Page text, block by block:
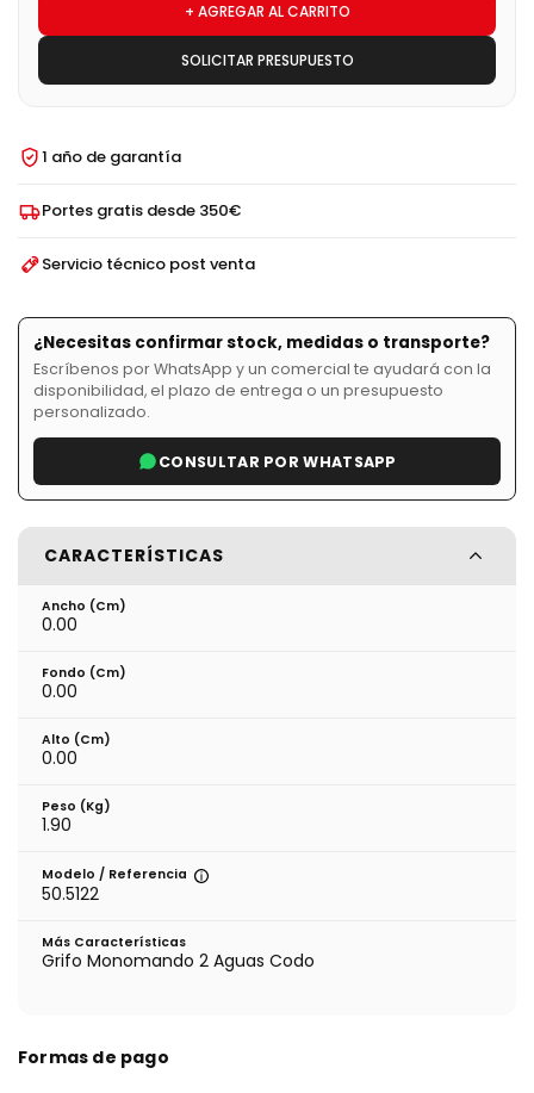
+ AGREGAR AL CARRITO
SOLICITAR PRESUPUESTO
1 año de garantía
Portes gratis desde 350€
Servicio técnico post venta
¿Necesitas confirmar stock, medidas o transporte?
Escríbenos por WhatsApp y un comercial te ayudará con la
disponibilidad, el plazo de entrega o un presupuesto
personalizado.
CONSULTAR POR WHATSAPP
CARACTERÍSTICAS
Ancho (cm)
0.00
Fondo (cm)
0.00
Alto (cm)
0.00
Peso (kg)
1.90
Modelo / Referencia
50.5122
Más Características
Grifo Monomando 2 Aguas Codo
Formas de pago